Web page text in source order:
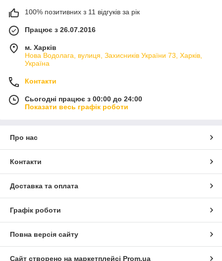
100% позитивних з 11 відгуків за рік
Працює з 26.07.2016
м. Харків
Нова Водолага, вулиця, Захисників України 73, Харків,
Україна
Контакти
Сьогодні працює з 00:00 до 24:00
Показати весь графік роботи
Про нас
Контакти
Доставка та оплата
Графік роботи
Повна версія сайту
Сайт створено на маркетплейсі Prom.ua